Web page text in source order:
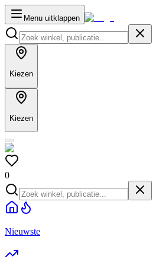
Menu uitklappen
Kiezen
Kiezen
0
Nieuwste